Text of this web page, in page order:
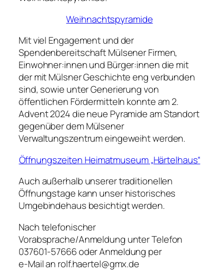
Weihnachtspyramide
Mit viel Engagement und der
Spendenbereitschaft Mülsener Firmen,
Einwohner:innen und Bürger:innen die mit
der mit Mülsner Geschichte eng verbunden
sind, sowie unter Generierung von
öffentlichen Fördermitteln konnte am 2.
Advent 2024 die neue Pyramide am Standort
gegenüber dem Mülsener
Verwaltungszentrum eingeweiht werden.
Öffnungszeiten Heimatmuseum „Härtelhaus“
Auch außerhalb unserer traditionellen
Öffnungstage kann unser historisches
Umgebindehaus besichtigt werden.
Nach telefonischer
Vorabsprache/Anmeldung unter Telefon
037601-57666 oder Anmeldung per
e-Mail an rolf.haertel@gmx.de